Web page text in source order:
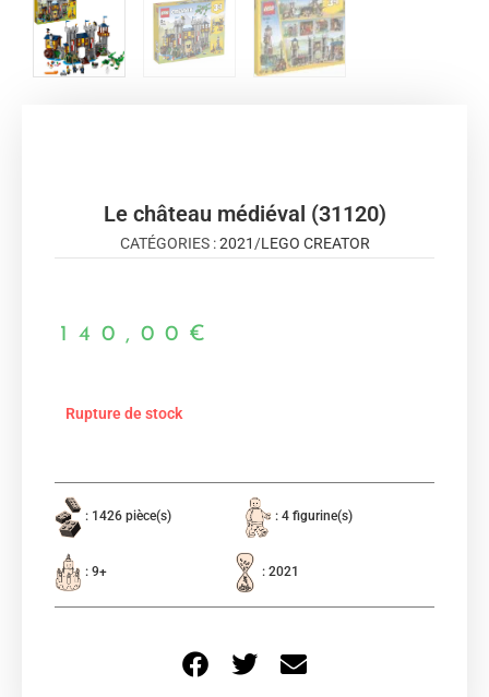
Le château médiéval (31120)
CATÉGORIES :2021/LEGO CREATOR
140,00 €
Rupture de stock
: 1426 pièce(s) : 4 figurine(s)
: 9+ : 2021